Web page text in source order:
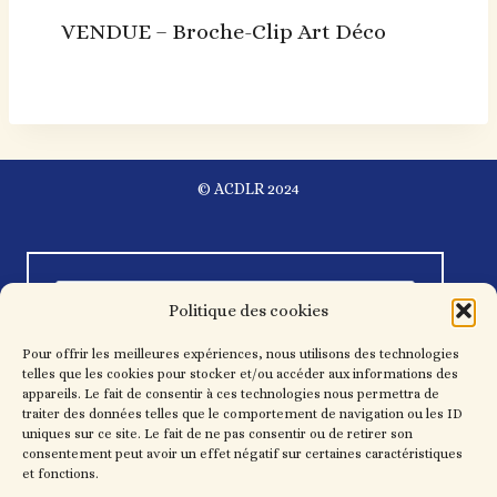
Politique des cookies
Pour offrir les meilleures expériences, nous utilisons des technologies
telles que les cookies pour stocker et/ou accéder aux informations des
appareils. Le fait de consentir à ces technologies nous permettra de
traiter des données telles que le comportement de navigation ou les ID
uniques sur ce site. Le fait de ne pas consentir ou de retirer son
consentement peut avoir un effet négatif sur certaines caractéristiques
et fonctions.
VENDUE – Broche-Clip Art Déco
© ACDLR 2024